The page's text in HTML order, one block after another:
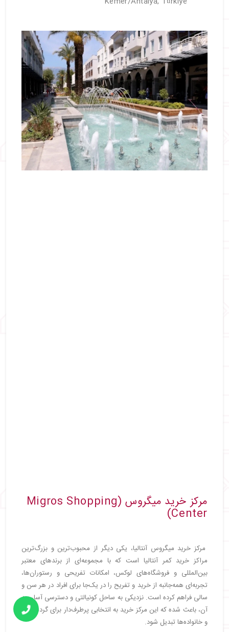
مرکز خرید میگروس (Migros Shopping
Center)
مرکز خرید میگروس آنتالیا، یکی دیگر از محبوب‌ترین و بزرگ‌ترین
مراکز خرید کمر آنتالیا است که با مجموعه‌ای از برندهای معتبر
بین‌المللی و فروشگاه‌های لوکس، امکانات تفریحی و رستوران‌ها،
تجربه‌ای همه‌جانبه از خرید و تفریح را در یک‌جا برای افراد در هر سن و
سالی فراهم کرده است. نزدیکی به ساحل کونیالتی و دسترسی آسان به
آن، باعث شده که این مرکز خرید به انتخابی پرطرف‌دار برای گردشگران
و خانواده‌ها تبدیل شود.